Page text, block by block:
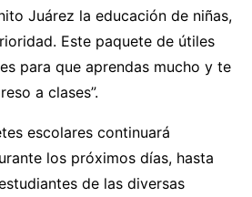
Juárez la educación de niñas,
Este paquete de útiles
para que aprendas mucho y te
a clases”.
escolares continuará
los próximos días, hasta
de las diversas